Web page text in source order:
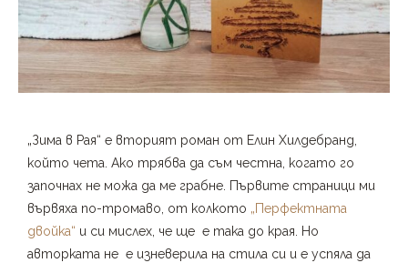
„Зима в Рая“ е вторият роман от Елин Хилдебранд,
който чета. Ако трябва да съм честна, когато го
започнах не можа да ме грабне. Първите страници ми
вървяха по-тромаво, от колкото „Перфектната
двойка“ и си мислех, че ще е така до края. Но
авторката не е изневерила на стила си и е успяла да